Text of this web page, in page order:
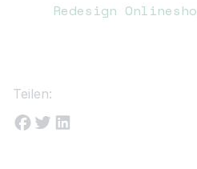
Redesign
Teilen: